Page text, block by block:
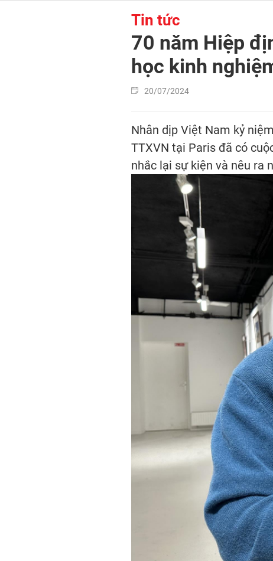
Tin tức
70 năm Hiệp
học kinh
20/07/2024
Nhân dịp Việt Nam kỷ
TTXVN tại Paris đã có
nhắc lại sự kiện và nêu ra